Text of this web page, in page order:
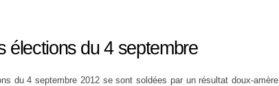
élections du 4 septembre
du 4 septembre 2012 se sont soldées par un résultat doux-amère